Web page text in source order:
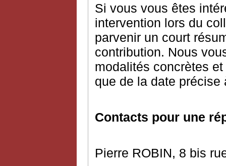
Si vous vous êtes
intervention lors du
parvenir un court
contribution. Nous
modalités concrètes
que de la date
Contacts pour une
Pierre ROBIN, 8 bis